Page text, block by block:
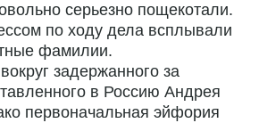
серьезно пощекотали.
по ходу дела всплывали
фамилии.
задержанного за
в Россию Андрея
первоначальная эйфория